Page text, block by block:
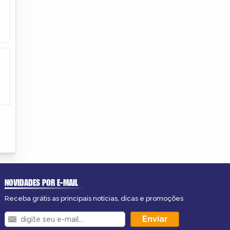
NOVIDADES POR E-MAIL
Receba grátis as principais notícias, dicas e promoções